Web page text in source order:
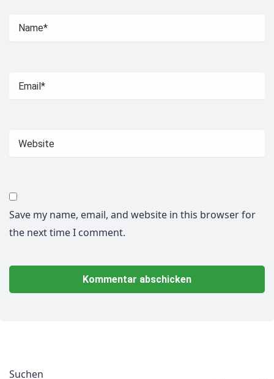
Save my name, email, and website in this browser for
the next time I comment.
Suchen